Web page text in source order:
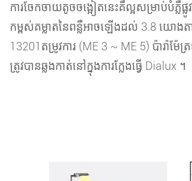
ការចែកចាយតូចចង្អៀតនេះគឺល្អសម្រាប់បំភ្លឺផ្លូវ
កម្ពស់គម្លាតនៃពន្លឺអាចឡើងដល់ 3.8 យោងត
13201 តម្រូវការ (ME 3 ~ ME 5) ប៉ារ៉ាម៉ែ
ត្រូវបានឆ្លងកាត់នៅក្នុងការក្លែងធ្វើ Dialux ។